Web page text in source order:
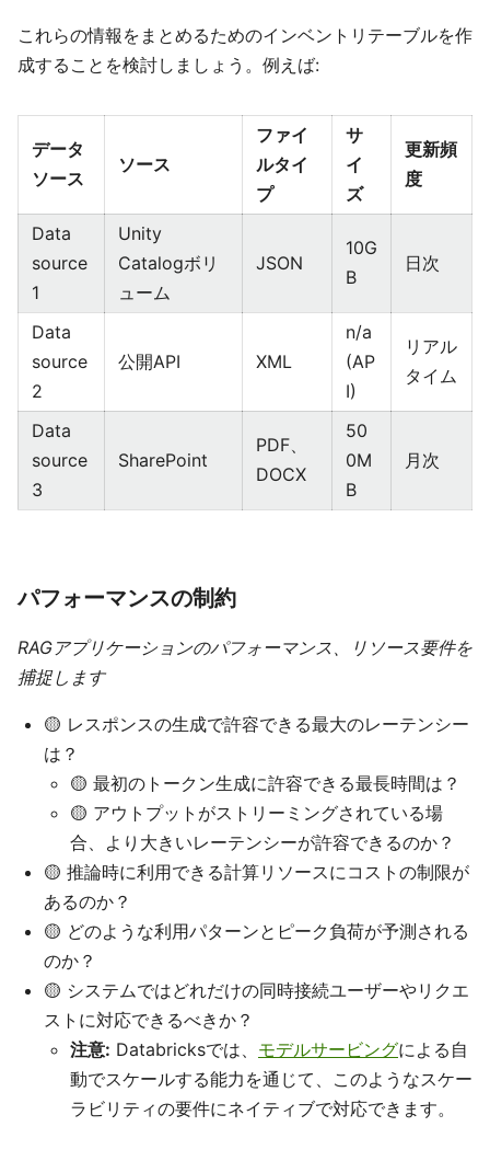
これらの情報をまとめるためのインベントリテーブルを作
成することを検討しましょう。例えば:
データ
ソース
ソース
ファイ
ルタイ
プ
サ
イ
ズ
更新頻
度
Data
source
1
Unity
Catalogボリ
ューム
JSON
10G
B
日次
Data
source
2
公開API XML
n/a
(AP
I)
リアル
タイム
Data
source
3
SharePoint
PDF、
DOCX
50
0M
B
月次
パフォーマンスの制約
RAGアプリケーションのパフォーマンス、リソース要件を
捕捉します
🟡 レスポンスの生成で許容できる最大のレーテンシー
は？
🟡 最初のトークン生成に許容できる最長時間は？
🟡 アウトプットがストリーミングされている場
合、より大きいレーテンシーが許容できるのか？
🟡 推論時に利用できる計算リソースにコストの制限が
あるのか？
🟡 どのような利用パターンとピーク負荷が予測される
のか？
🟡 システムではどれだけの同時接続ユーザーやリクエ
ストに対応できるべきか？
注意: Databricksでは、 モデルサービングによる自
動でスケールする能力を通じて、このようなスケー
ラビリティの要件にネイティブで対応できます。